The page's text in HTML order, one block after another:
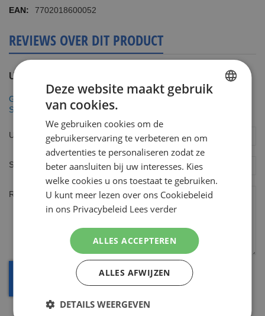
7702018600052
REVIEWS OVER DIT PRODUCT
U plaatst een review over:
Gillette Fusion5 Toilettas Scheersysteem incl 4 Mesjes + 200 ml
Scheergel
Uw naam
Samenvatting
Review
Deze website maakt gebruik
van cookies.
We gebruiken cookies om de
gebruikerservaring te verbeteren en om
advertenties te personaliseren zodat ze
beter aansluiten bij uw interesses. Kies
welke cookies u ons toestaat te gebruiken.
U kunt meer lezen over ons Cookiebeleid
in ons Privacybeleid Lees verder
ALLES ACCEPTEREN
ALLES AFWIJZEN
DETAILS WEERGEVEN